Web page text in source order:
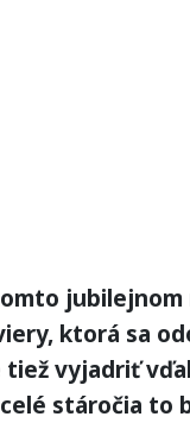
jubilejnom
ktorá sa
tiež vyjadriť
stáročia to